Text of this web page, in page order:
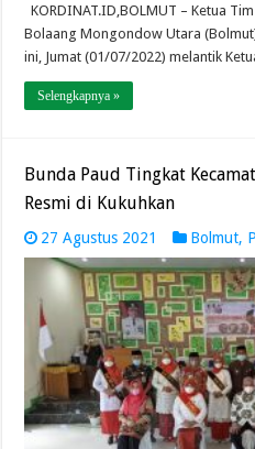
KORDINAT.ID,BOLMUT – Ketua
Bolaang Mongondow Utara
ini, Jumat (01/07/2022) melantik
Selengkapnya »
Bunda Paud Tingkat
Resmi di Kukuhkan
27 Agustus 2021 Bolmut,